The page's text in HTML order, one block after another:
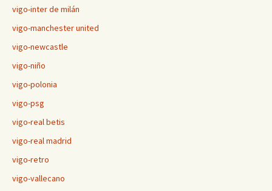
vigo-inter de milán
vigo-manchester united
vigo-newcastle
vigo-niño
vigo-polonia
vigo-psg
vigo-real betis
vigo-real madrid
vigo-retro
vigo-vallecano